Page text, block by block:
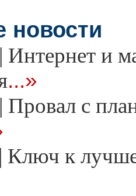
новости
| Интернет и
...»
| Провал с
| Ключ к